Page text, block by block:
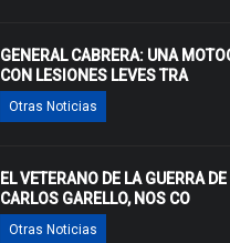
GENERAL CABRERA: UNA
CON LESIONES LEVES TRA
Otras Noticias
EL VETERANO DE LA GUERRA
CARLOS GARELLO, NOS CO
Otras Noticias